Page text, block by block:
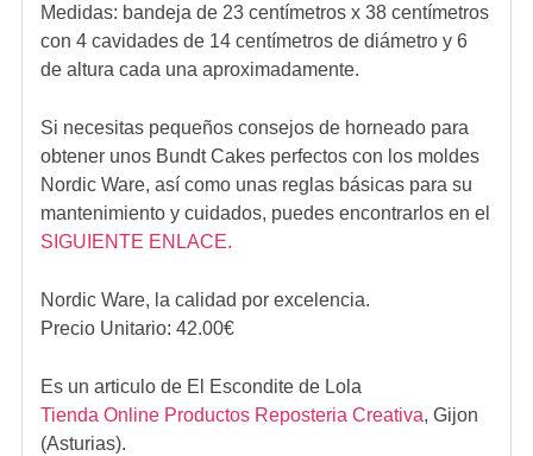
Medidas: bandeja de 23 centímetros x 38 centímetros
con 4 cavidades de 14 centímetros de diámetro y 6
de altura cada una aproximadamente.
Si necesitas pequeños consejos de horneadopara
obtener unos Bundt Cakes perfectoscon los moldes
Nordic Ware, así como unas reglas básicas para su
mantenimiento y cuidados, puedes encontrarlos en el
SIGUIENTE ENLACE.
Nordic Ware, la calidad por excelencia.
Precio Unitario: 42.00€
Es un articulo de El Escondite de Lola
Tienda Online Productos Reposteria Creativa, Gijon
(Asturias).